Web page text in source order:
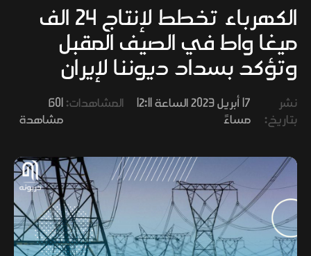
ثقافة
وفنون
الكهرباء تخطط لإنتاج 24 الف
ميغا واط في الصيف المقبل
وتؤكد بسداد ديوننا لإيران
نشر
بتاريخ:
17 أبريل 2023 الساعة 12:11
مساءً
المشاهدات:601
مشاهدة